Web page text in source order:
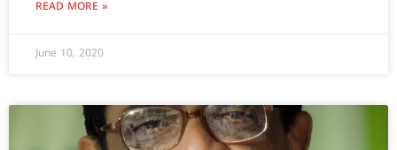
READ MORE »
June 10, 2020